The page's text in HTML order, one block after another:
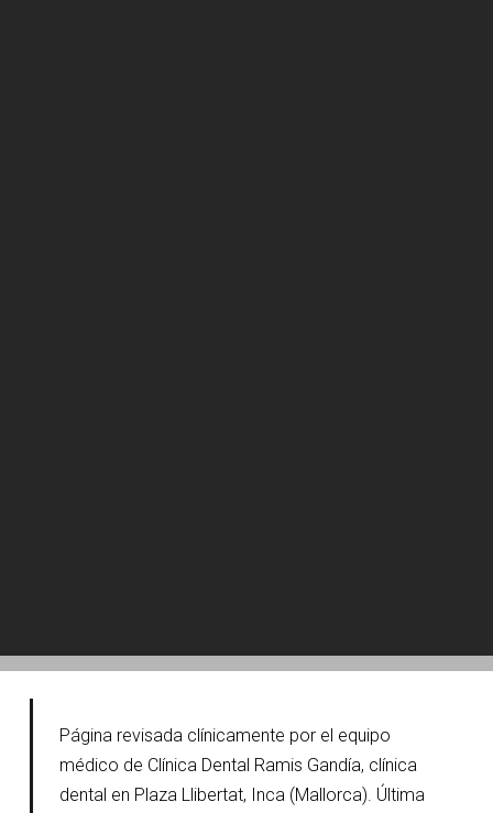
Página revisada clínicamente por el equipo
médico de Clínica Dental Ramis Gandía, clínica
dental en Plaza Llibertat, Inca (Mallorca). Última